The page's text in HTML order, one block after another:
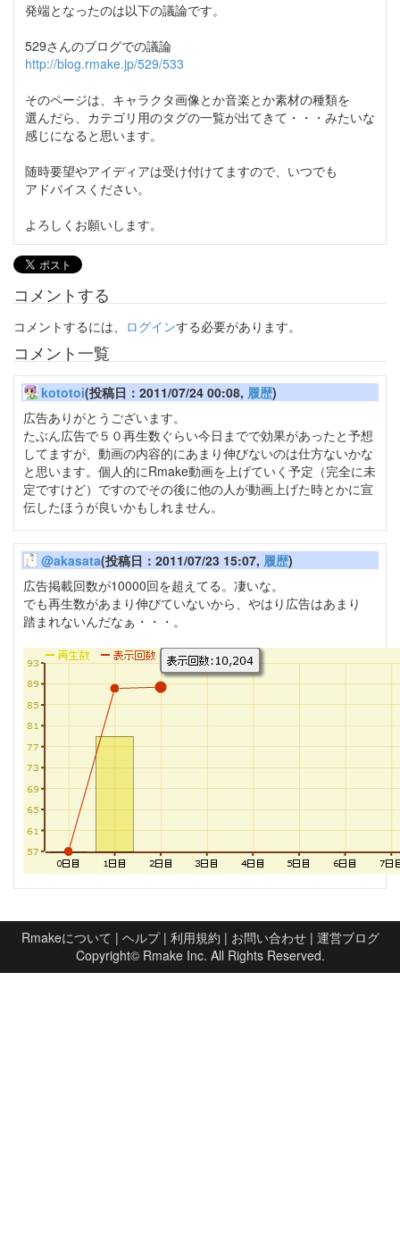
発端となったのは以下の議論です。
529さんのブログでの議論
http://blog.rmake.jp/529/533
そのページは、キャラクタ画像とか音楽とか素材の種類を
選んだら、カテゴリ用のタグの一覧が出てきて・・・みたいな
感じになると思います。
随時要望やアイディアは受け付けてますので、いつでも
アドバイスください。
よろしくお願いします。
コメントする
コメントするには、 ログインする必要があります。
コメント一覧
kototoi(投稿日：2011/07/24 00:08, 履歴)
広告ありがとうございます。
たぶん広告で５０再生数ぐらい今日までで効果があったと予想
してますが、動画の内容的にあまり伸びないのは仕方ないかな
と思います。個人的にRmake動画を上げていく予定（完全に未
定ですけど）ですのでその後に他の人が動画上げた時とかに宣
伝したほうが良いかもしれません。
@akasata(投稿日：2011/07/23 15:07, 履歴)
広告掲載回数が10000回を超えてる。凄いな。
でも再生数があまり伸びていないから、やはり広告はあまり
踏まれないんだなぁ・・・。
Rmakeについて | ヘルプ| 利用規約 | お問い合わせ| 運営ブログ
Copyright© Rmake Inc. All Rights Reserved.